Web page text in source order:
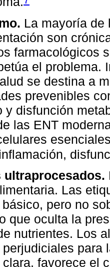
La mayoría de
son
farmacológicos
el problema.
se destina a
prevenibles
y disfunción
las ENT
ultraprocesados.
Las
pero no
que oculta la
nutrientes. Los
para
favorece el